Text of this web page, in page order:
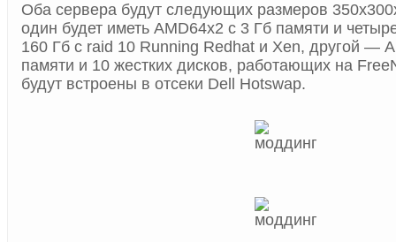
Оба сервера будут следующих размеров
один будет иметь AMD64x2 с 3 Гб памяти и
160 Гб с raid 10 Running Redhat и Xen, другой —
памяти и 10 жестких дисков, работающих на
будут встроены в отсеки Dell Hotswap.